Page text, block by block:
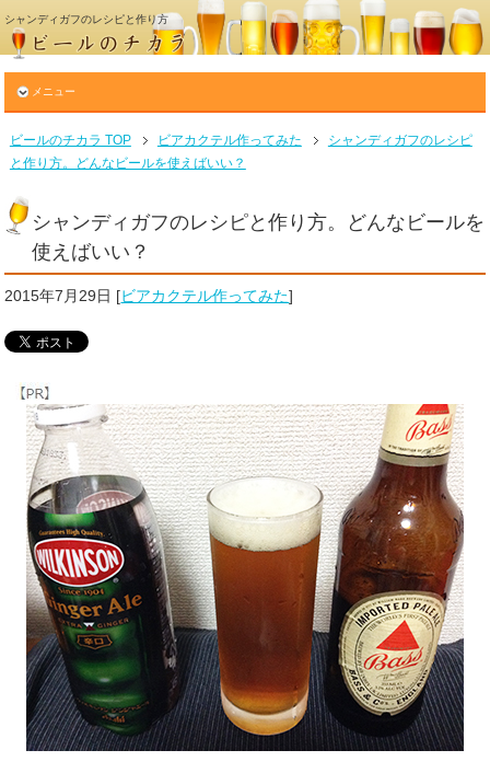
シャンディガフのレシピと作り方
メニュー
ビールのチカラ TOP ビアカクテル作ってみた
シャンディガフのレシピ
と作り方。どんなビールを使えばいい？
シャンディガフのレシピと作り方。どんなビールを
使えばいい？
2015年7月29日 [ビアカクテル作ってみた]